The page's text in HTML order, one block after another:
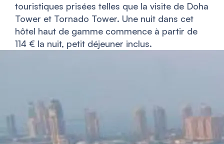
touristiques prisées telles que la visite de Doha
Tower et Tornado Tower. Une nuit dans cet
hôtel haut de gamme commence à partir de
114 € la nuit, petit déjeuner inclus.